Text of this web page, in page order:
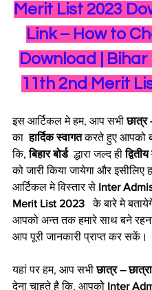
Merit List 2023
Link – How to
Download | Bihar
11th 2nd Merit
इस आर्टिकल मे हम, आप सभी छात्र
का हार्दिक स्वागत करते हुए आपको
कि, बिहार बोर्ड द्धारा जल्द ही
को जारी किया जायेगा और
आर्टिकल मे विस्तार से Inter
Merit List 2023
के बारे मे
आपको अन्त तक हमारे साथ बने रहना
आप पूरी जानकारी प्राप्त कर सकें।
यहां पर हम, आप सभी छात्र –
देना चाहते है कि, आपकोे Inter